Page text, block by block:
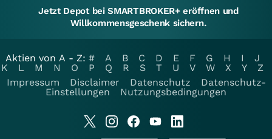
Jetzt Depot bei SMARTBROKER+ eröffnen und
Willkommensgeschenk sichern.
Aktien von A - Z: # A B C D E F G H I
J
K
L M N O P Q R S T U V W X Y
Z
Impressum
Disclaimer Datenschutz
Datenschutz-
Einstellungen
Nutzungsbedingungen